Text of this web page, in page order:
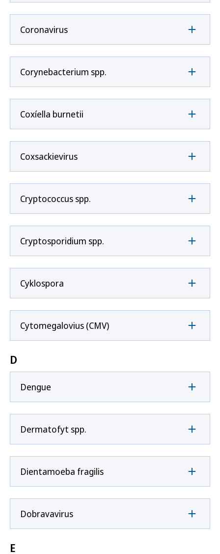
Coronavirus
Corynebacterium spp.
Coxíella burnetii
Coxsackievirus
Cryptococcus spp.
Cryptosporidium spp.
Cyklospora
Cytomegalovius (CMV)
D
Dengue
Dermatofyt spp.
Dientamoeba fragilis
Dobravavirus
E